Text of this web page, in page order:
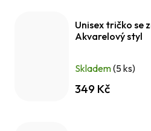
Unisex tričko se
Akvarelový styl
Skladem(5 ks)
349 Kč